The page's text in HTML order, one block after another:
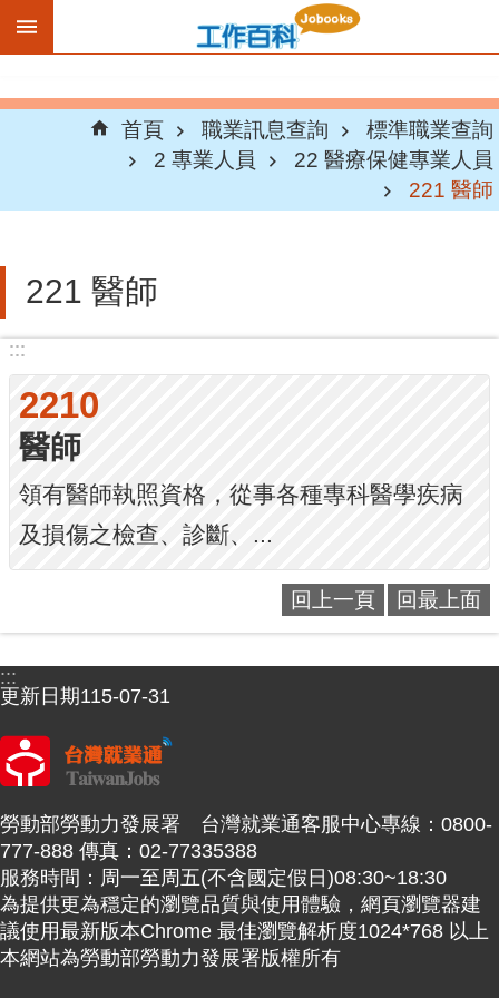
跳到主要內容區塊
首頁 職業訊息查詢
標準職業查詢
2 專業人員
22 醫療保健專業人員
221 醫師
221 醫師
:::
:::
2210
醫師
領有醫師執照資格，從事各種專科醫學疾病
及損傷之檢查、診斷、...
回上一頁 回最上面
:::
更新日期115-07-31
勞動部勞動力發展署 台灣就業通客服中心專線：0800-
777-888 傳真：02-77335388
服務時間：周一至周五(不含國定假日)08:30~18:30
為提供更為穩定的瀏覽品質與使用體驗，網頁瀏覽器建
議使用最新版本Chrome 最佳瀏覽解析度1024*768 以上
本網站為勞動部勞動力發展署版權所有